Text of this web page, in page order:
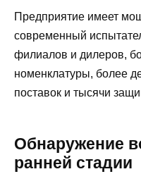
Предприятие имеет
современный
филиалов и дилеров,
номенклатуры, более
поставок и тысячи
Обнаружение
ранней стадии